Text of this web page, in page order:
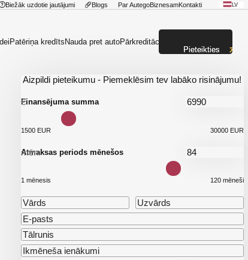
Biežāk uzdotie jautājumi Blogs Par AutegoBiznesamKontakti LV
Patēriņa kredītsNauda pret autoPārkreditācija
Aizpildi pieteikumu - Piemeklēsim tev labāko risinājumu!
Finansējuma summa
€
1500 EUR 30000 EUR
Atmaksas periods mēnešos
mēn.
1 mēnesis 120 mēneši